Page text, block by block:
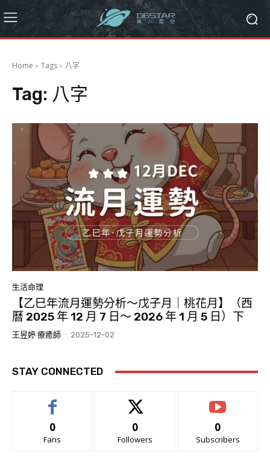
Home Tags 八字
Tag: 八字
生活命理
【乙巳年流月運勢分析～戊子月｜桃花月】（西
曆 2025 年 12 月 7 日～ 2026 年 1 月 5 日）下
王昱婷 療癒師 - 2025-12-02
STAY CONNECTED
0
Fans
0
Followers
0
Subscribers